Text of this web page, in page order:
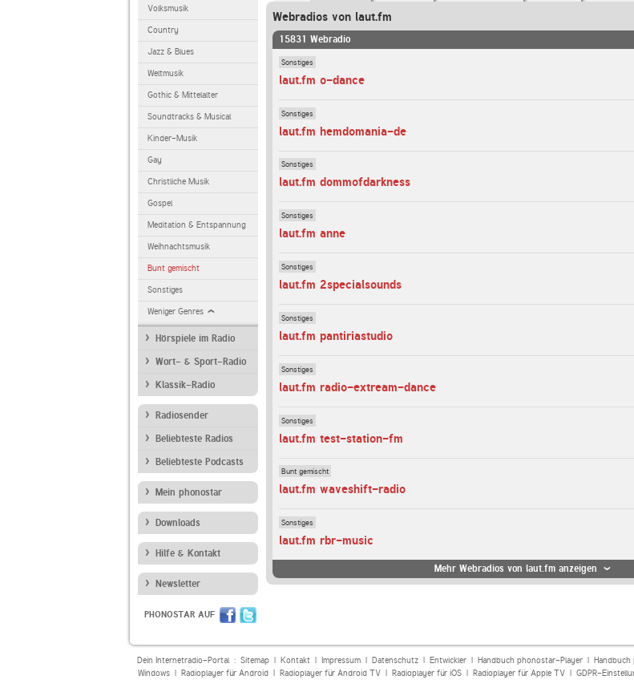
Volksmusik
Country
Jazz & Blues
Weltmusik
Gothic & Mittelalter
Soundtracks & Musical
Kinder-Musik
Gay
Christliche Musik
Gospel
Meditation & Entspannung
Weihnachtsmusik
Bunt gemischt
Sonstiges
Weniger Genres
Hörspiele im Radio
Wort- & Sport-Radio
Klassik-Radio
Radiosender
Beliebteste Radios
Beliebteste Podcasts
Mein phonostar
Downloads
Hilfe & Kontakt
Newsletter
PHONOSTAR AUF
Webradios von laut.fm
15831 Webradio
Sonstiges
laut.fm o-dance
Sonstiges
laut.fm hemdomania-de
Sonstiges
laut.fm dommofdarkness
Sonstiges
laut.fm anne
Sonstiges
laut.fm 2specialsounds
Sonstiges
laut.fm pantiriastudio
Sonstiges
laut.fm radio-extream-dance
Sonstiges
laut.fm test-station-fm
Bunt gemischt
laut.fm waveshift-radio
Sonstiges
laut.fm rbr-music
Mehr Webradios von laut.fm anzeigen
Dein Internetradio-Portal : Sitemap| Kontakt| Impressum| Datenschutz| Entwickler| Handbuch phonostar-Player|
Windows| Radioplayer für Android| Radioplayer für Android TV| Radioplayer für iOS| Radioplayer für Apple TV| GDPR-